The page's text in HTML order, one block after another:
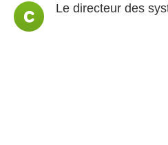
Le directeur des